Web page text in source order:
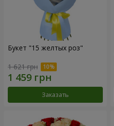
Букет "15 желтых роз"
1 621 грн
Заказать